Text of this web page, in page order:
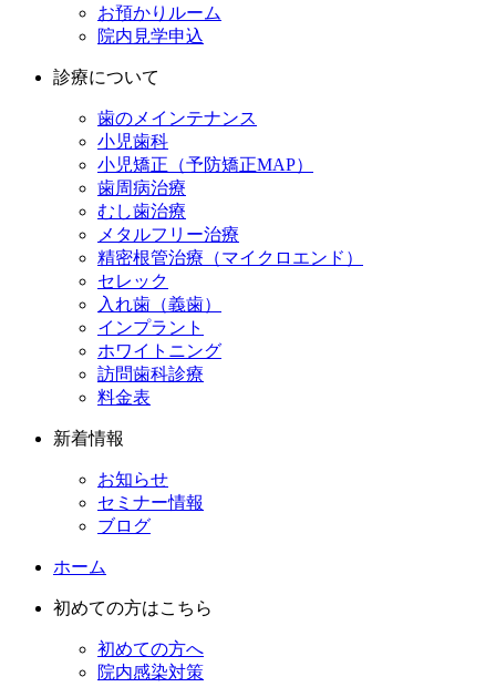
お預かりルーム
院内見学申込
診療について
歯のメインテナンス
小児歯科
小児矯正（予防矯正MAP）
歯周病治療
むし歯治療
メタルフリー治療
精密根管治療（マイクロエンド）
セレック
入れ歯（義歯）
インプラント
ホワイトニング
訪問歯科診療
料金表
新着情報
お知らせ
セミナー情報
ブログ
ホーム
初めての方はこちら
初めての方へ
院内感染対策